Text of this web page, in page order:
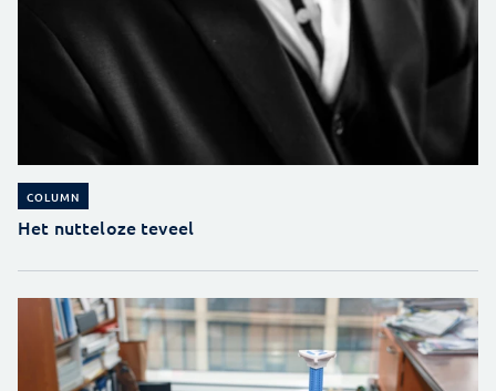
COLUMN
Het nutteloze teveel